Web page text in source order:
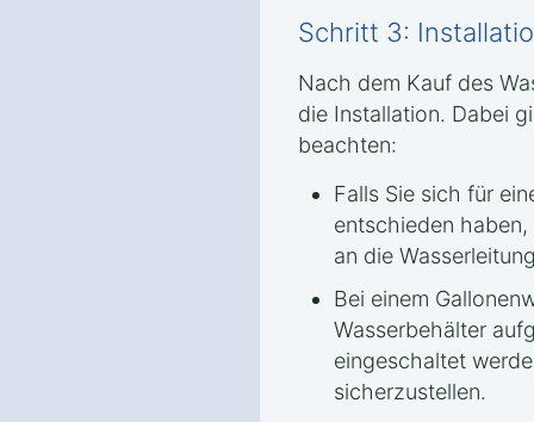
Schritt 3:
Nach dem Kauf des
die Installation. Dabei
beachten:
Falls Sie sich für
entschieden
an die
Bei einem
Wasserbehälter
eingeschaltet
sicherzustellen.